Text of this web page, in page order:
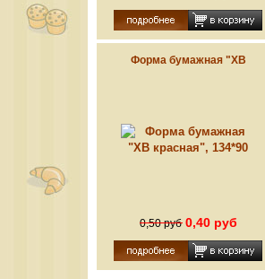
Форма бумажная "ХВ
0,50 руб 0,40 руб